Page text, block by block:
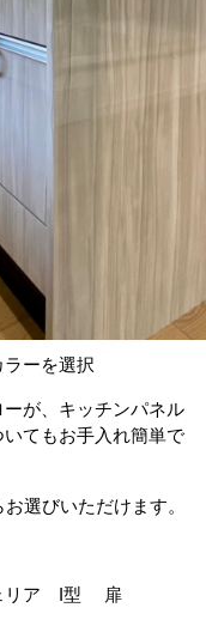
ーを選択
が、キッチンパネル
てもお手入れ簡単で
選びいただけます。
ェリア I型 扉